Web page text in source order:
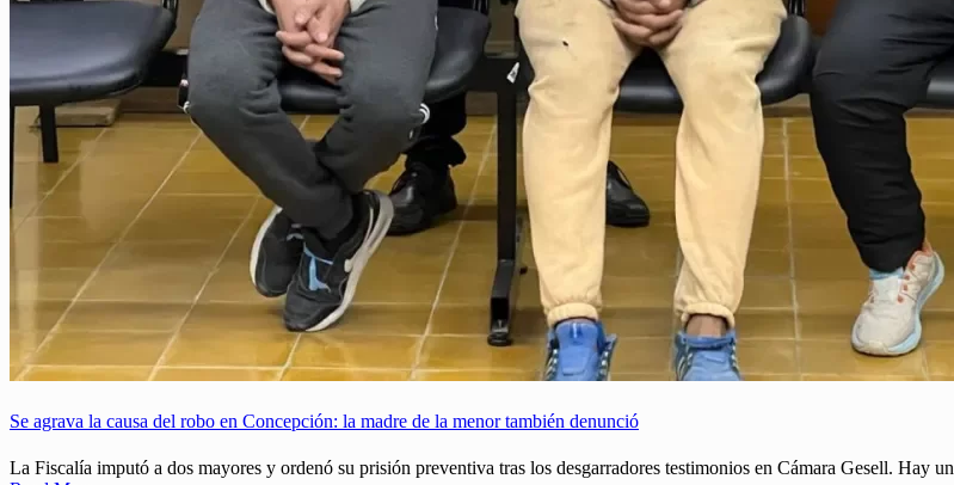
Se agrava la causa del robo en Concepción: la madre de la menor también denunció
La Fiscalía imputó a dos mayores y ordenó su prisión preventiva tras los desgarradores testimonios en Cámara Gesell. Hay un